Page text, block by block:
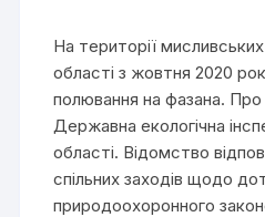
На території
області з жовтня 2020
полювання на фазана.
Державна екологічна
області. Відомство
спільних заходів щодо
природоохоронного